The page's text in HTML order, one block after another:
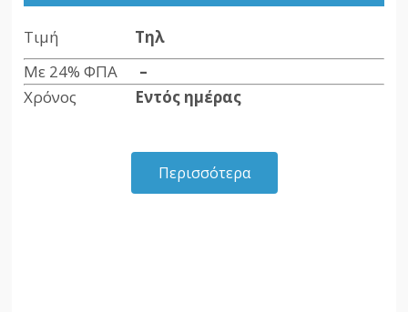
Τιμή Τηλ
Με 24% ΦΠΑ –
Χρόνος Εντός ημέρας
Περισσότερα